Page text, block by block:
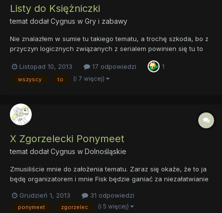
Listy do Księżniczki
temat dodałCygnus w Gry i zabawy
Nie znalazłem w sumie tu takiego tematu, a trochę szkoda, bo z
przyczyn logicznych związanych z serialem powinien się tu to
czegoś wartościowego dzisiejszego dnia, czemu nie napiszesz
listu do Księżniczki, który traktowałby właśn...
Listopad 10, 2013 17 odpowiedzi 1
wszyscy to (i 7 więcej)
X Zgorzelecki Ponymeet
temat dodałCygnus w Dolnośląskie
Zmusiliście mnie do założenia tematu. Zaraz się okaże, że to ja
będę organizatorem i mnie Fisk będzie ganiać za niezałatwianie
będzie. Nie wiadomo jednak kiedy. Gdzie? To już bardziej. Start:
od samego rana* Miejsce: McDonald ul Ar...
Grudzień 1, 2013 31 odpowiedzi
ponymeet zgorzelec (i 5 więcej)